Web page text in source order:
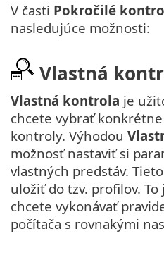
V časti Pokročilé
nasledujúce možnosti:
Vlastná
Vlastná kontrola je
chcete vybrať
kontroly. Výhodou
možnosť nastaviť si
vlastných predstáv.
uložiť do tzv. profilov.
chcete vykonávať
počítača s rovnakými